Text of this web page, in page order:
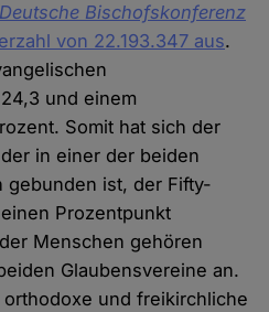
Deutsche Bischofskonferenz
von 22.193.347 aus.
und einem
Somit hat sich der
in einer der beiden
gebunden ist, der Fifty-
Prozentpunkt
Menschen gehören
Glaubensvereine an.
und freikirchliche